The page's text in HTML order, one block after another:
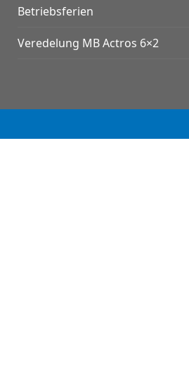
Betriebsferien
Veredelung MB Actros 6×2